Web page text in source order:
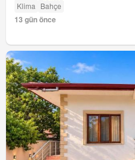
Klima Bahçe
13 gün önce